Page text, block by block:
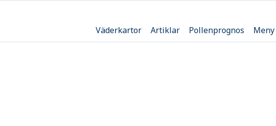
Väderkartor Artiklar Pollenprognos Meny